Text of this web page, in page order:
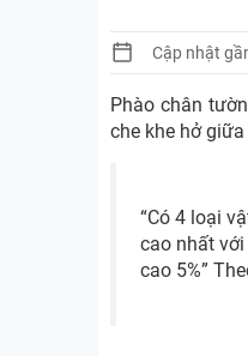
Cập nhật
Phào chân
che khe hở
“Có 4 loại
cao nhất
cao 5%”